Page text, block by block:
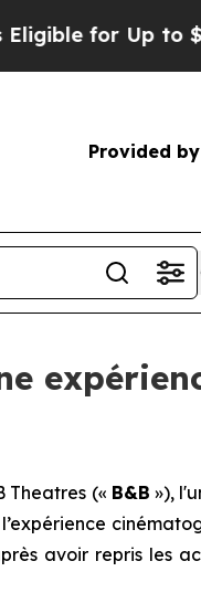
for Up to
Provided by
Theatres (« B&B »),
avoir repris les